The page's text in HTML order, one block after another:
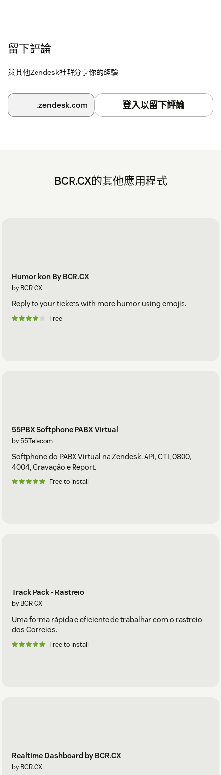
留下評論
與其他Zendesk社群分享你的經驗
.zendesk.com 登入以留下評論
BCR.CX的其他應用程式
Humorikon By BCR.CX
by BCR CX
Reply to your tickets with more humor using emojis.
Free
55PBX Softphone PABX Virtual
by 55Telecom
Softphone do PABX Virtual na Zendesk. API, CTI, 0800,
4004, Gravação e Report.
Free to install
Track Pack - Rastreio
by BCR CX
Uma forma rápida e eficiente de trabalhar com o rastreio
dos Correios.
Free to install
Realtime Dashboard by BCR.CX
by BCR.CX